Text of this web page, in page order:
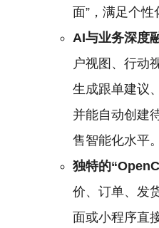
面”，满足个性
AI与业务深度
户视图、行动
生成跟单建议
并能自动创建
售智能化水平。
独特的
价、订单、发
面或小程序直